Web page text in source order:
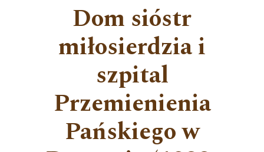
Dom sióstr
miłosierdzia i
szpital
Przemienienia
Pańskiego w